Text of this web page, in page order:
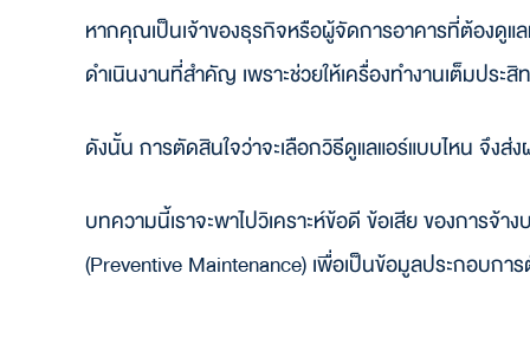
หากคุณเป็นเจ้าของธุรกิจหรือผู้จัดการอาคารที่ต้องดูแ
ดำเนินงานที่สำคัญ เพราะช่วยให้เครื่องทำงานเต็มปร
ดังนั้น การตัดสินใจว่าจะเลือกวิธีดูแลแอร์แบบไหน จึง
บทความนี้เราจะพาไปวิเคราะห์ข้อดี ข้อเสีย ของการจ้
(Preventive Maintenance) เพื่อเป็นข้อมูลประกอบกา